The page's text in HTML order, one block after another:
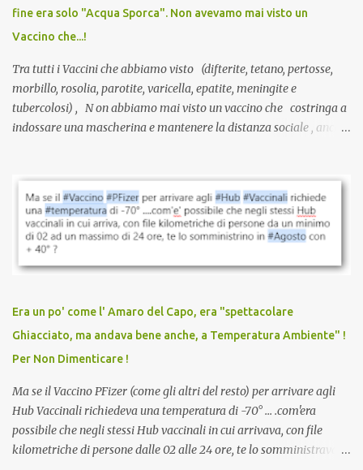
serve una prescrizione. Non c’è diagnosi. Non c’è presa in carico.
L’unico atto richiesto è una fi...
fine era solo "Acqua Sporca". Non avevamo mai visto un
Vaccino che...!
Tra tutti i Vaccini che abbiamo visto (difterite, tetano, pertosse,
morbillo, rosolia, parotite, varicella, epatite, meningite e
tubercolosi) , N on abbiamo mai visto un vaccino che costringa a
indossare una mascherina e mantenere la distanza sociale , anche
vaccinazione. Non avevamo mai sentito parlare di ricompense,
sconti, incentivi per vaccinarsi. Non avevamo mai visto
discriminazioni per coloro che non l’hanno fatto. Se non sei stato
vaccinato, nessuno aveva prima cercato di farti sentire una
persona cattiva. Non avevamo mai visto un vaccino che minacci le
scuola. Non avevamo mai visto un vaccino che permettesse a un
dodicenne di ignorare il consenso dei genitori. Dopo tutti i vaccini
che abbiamo elencato sopra...
Era un po' come l' Amaro del Capo, era "spettacolare
Ghiacciato, ma andava bene anche, a Temperatura Ambiente" !
Per Non Dimenticare !
Ma se il Vaccino PFizer (come gli altri del resto) per arrivare agli
Hub Vaccinali richiedeva una temperatura di -70° ... .com'era
possibile che negli stessi Hub vaccinali in cui arrivava, con file
kilometriche di persone dalle 02 alle 24 ore, te lo somministravano